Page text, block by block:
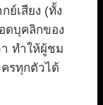
ย์เสียง (ทั้ง
ดบุคลิกของ
ทำให้ผู้ชม
ครทุกตัวได้